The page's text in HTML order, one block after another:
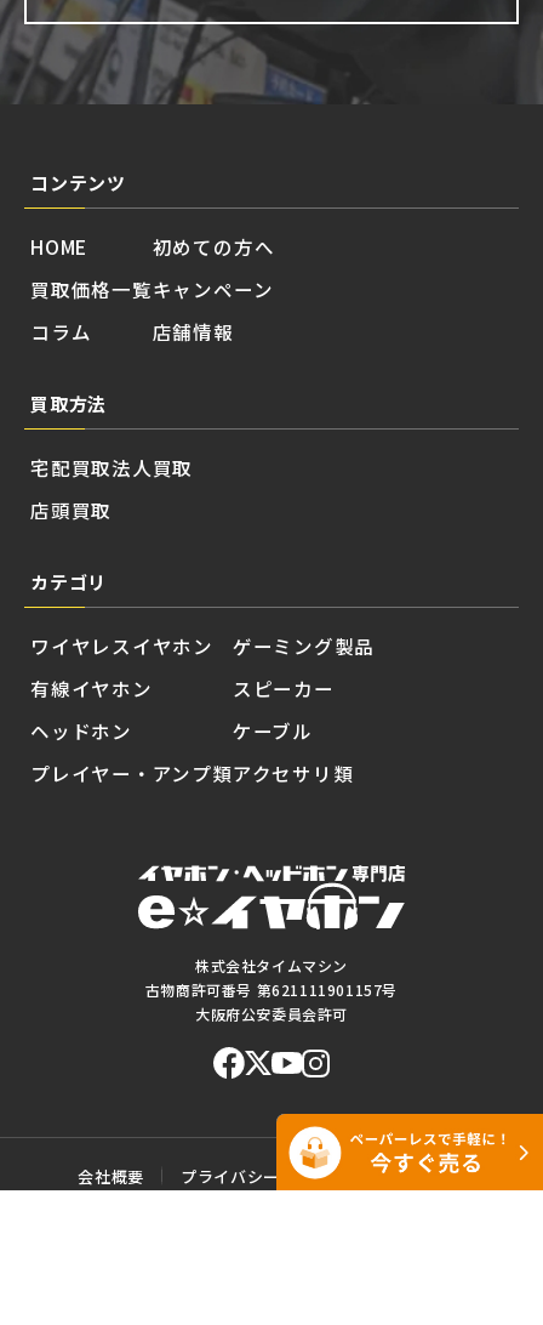
株式会社タイムマシン
古物商許可番号 第621111901157号
大阪府公安委員会許可
コンテンツ
HOME
買取価格一覧
コラム
初めての方へ
キャンペーン
店舗情報
買取方法
宅配買取
店頭買取
法人買取
カテゴリ
ワイヤレスイヤホン
有線イヤホン
ヘッドホン
プレイヤー・アンプ類
ゲーミング製品
スピーカー
ケーブル
アクセサリ類
会社概要 プライバシーポリシー
ご利用規約